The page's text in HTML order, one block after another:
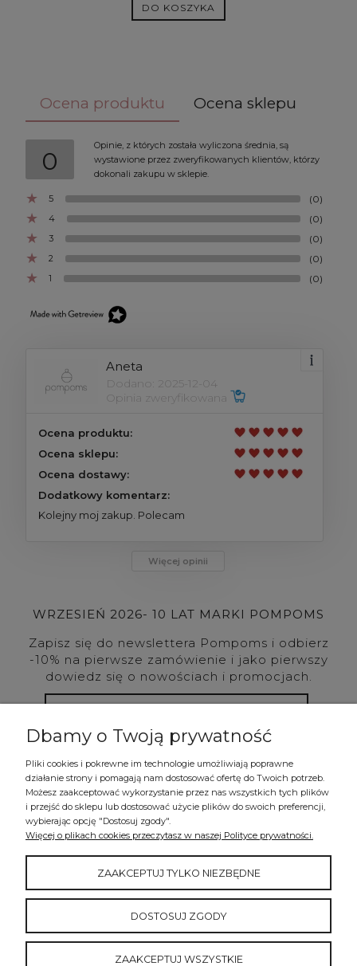
DO KOSZYKA
Ocena produktu Ocena sklepu
0
Opinie, z których została wyliczona średnia, są
wystawione przez zweryfikowanych klientów, którzy
dokonali zakupu w sklepie.
5 (0)
4 (0)
3 (0)
2 (0)
1 (0)
Aneta
Dodano: 2025-12-04
Opinia zweryfikowana
Ocena produktu:
Ocena sklepu:
Ocena dostawy:
Dodatkowy komentarz:
Kolejny moj zakup. Polecam
Więcej opinii
WRZESIEŃ 2026- 10 LAT MARKI POMPOMS
Zapisz się do newslettera Pompoms i odbierz
-10% na pierwsze zamówienie i jako pierwszy
dowiedz się o nowościach i promocjach.
DOŁĄCZAM!
POMOC
PŁATNOŚCI I DOSTAWA
INFORMACJE
Dbamy o Twoją prywatność
Pliki cookies i pokrewne im technologie umożliwiają poprawne
działanie strony i pomagają nam dostosować ofertę do Twoich potrzeb.
Możesz zaakceptować wykorzystanie przez nas wszystkich tych plików
i przejść do sklepu lub dostosować użycie plików do swoich preferencji,
wybierając opcję "Dostosuj zgody".
Więcej o plikach cookies przeczytasz w naszej Polityce prywatności.
ZAAKCEPTUJ TYLKO NIEZBĘDNE
DOSTOSUJ ZGODY
ZAAKCEPTUJ WSZYSTKIE